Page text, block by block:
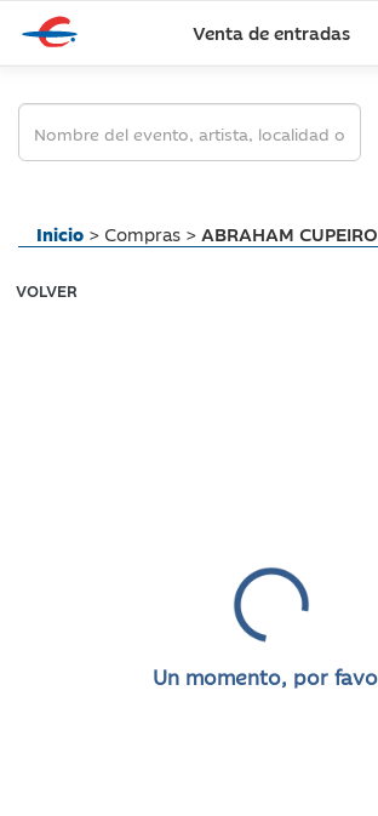
Venta de entradas
Inicio > Compras > ABRAHAM CUPEIRO
VOLVER